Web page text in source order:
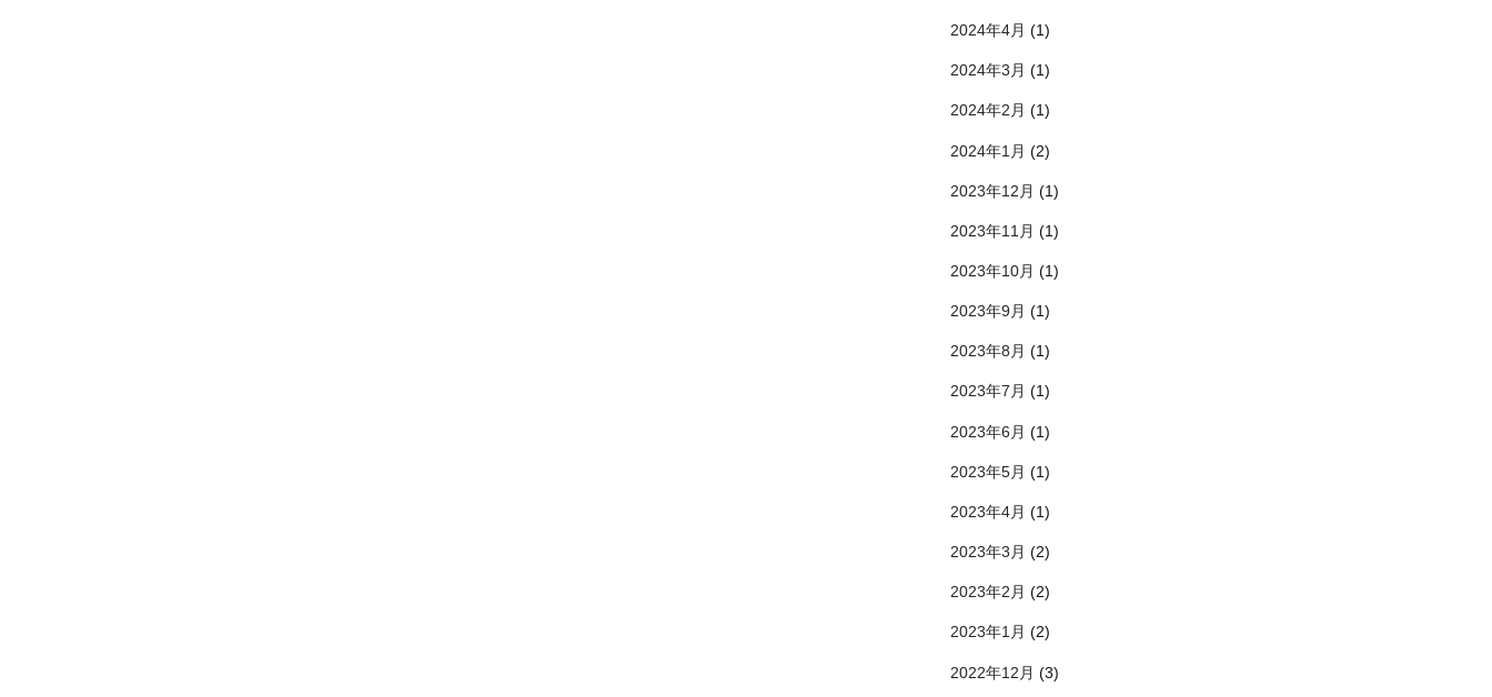
2024年4月 (1)
2024年3月 (1)
2024年2月 (1)
2024年1月 (2)
2023年12月 (1)
2023年11月 (1)
2023年10月 (1)
2023年9月 (1)
2023年8月 (1)
2023年7月 (1)
2023年6月 (1)
2023年5月 (1)
2023年4月 (1)
2023年3月 (2)
2023年2月 (2)
2023年1月 (2)
2022年12月 (3)